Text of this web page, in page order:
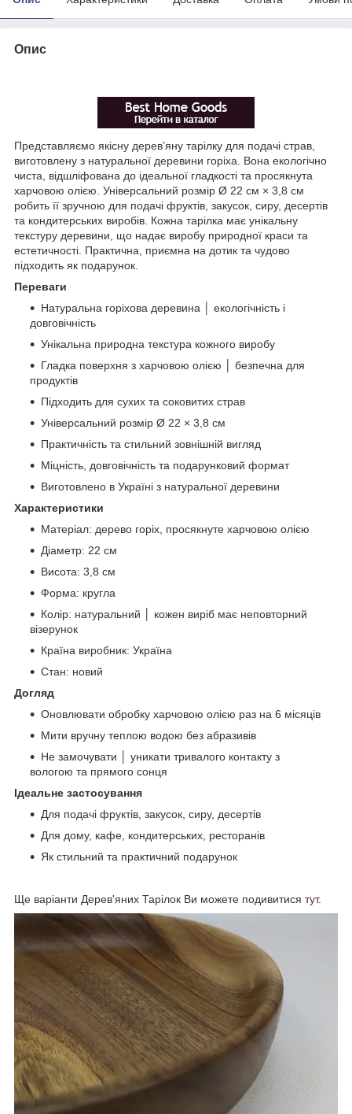
Опис
Представляємо якісну дерев’яну тарілку для подачі страв,
виготовлену з натуральної деревини горіха. Вона екологічно
чиста, відшліфована до ідеальної гладкості та просякнута
харчовою олією. Універсальний розмір Ø 22 см × 3,8 см
робить її зручною для подачі фруктів, закусок, сиру, десертів
та кондитерських виробів. Кожна тарілка має унікальну
текстуру деревини, що надає виробу природної краси та
естетичності. Практична, приємна на дотик та чудово
підходить як подарунок.
Переваги
Натуральна горіхова деревина │ екологічність і
довговічність
Унікальна природна текстура кожного виробу
Гладка поверхня з харчовою олією │ безпечна для
продуктів
Підходить для сухих та соковитих страв
Універсальний розмір Ø 22 × 3,8 см
Практичність та стильний зовнішній вигляд
Міцність, довговічність та подарунковий формат
Виготовлено в Україні з натуральної деревини
Характеристики
Матеріал: дерево горіх, просякнуте харчовою олією
Діаметр: 22 см
Висота: 3,8 см
Форма: кругла
Колір: натуральний │ кожен виріб має неповторний
візерунок
Країна виробник: Україна
Стан: новий
Догляд
Оновлювати обробку харчовою олією раз на 6 місяців
Мити вручну теплою водою без абразивів
Не замочувати │ уникати тривалого контакту з
вологою та прямого сонця
Ідеальне застосування
Для подачі фруктів, закусок, сиру, десертів
Для дому, кафе, кондитерських, ресторанів
Як стильний та практичний подарунок
Ще варіанти Дерев'яних Тарілок Ви можете подивитися тут.